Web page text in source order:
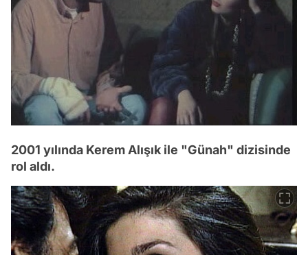
2001 yılında Kerem Alışık ile "Günah" dizisinde
rol aldı.